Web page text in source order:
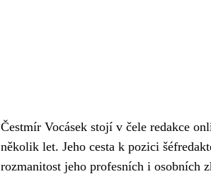
Čestmír Vocásek stojí v čele redakce
několik let. Jeho cesta k pozici
rozmanitost jeho profesních i osobních